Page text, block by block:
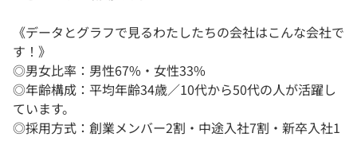
《データとグラフで見るわたしたちの会社はこんな会社で
す！》
◎男女比率：男性67%・女性33%
◎年齢構成：平均年齢34歳／10代から50代の人が活躍し
ています。
◎採用方式：創業メンバー2割・中途入社7割・新卒入社1